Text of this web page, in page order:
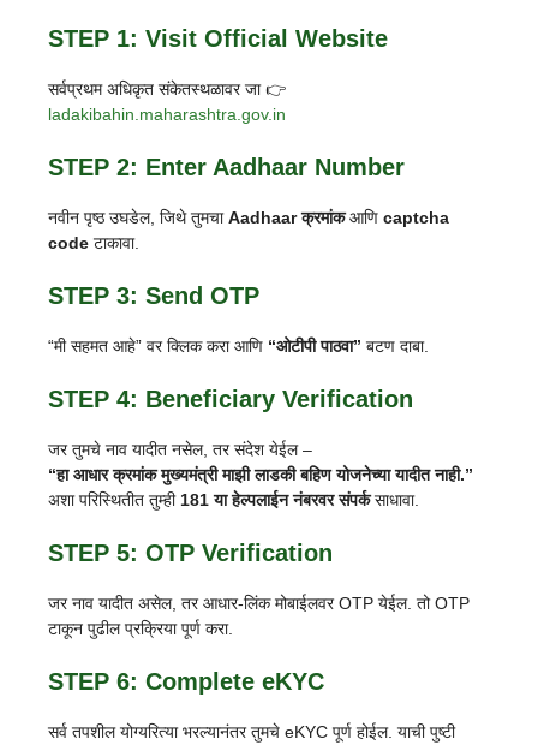
STEP 1: Visit Official Website
सर्वप्रथम अधिकृत संकेतस्थळावर जा 👉
ladakibahin.maharashtra.gov.in
STEP 2: Enter Aadhaar Number
नवीन पृष्ठ उघडेल, जिथे तुमचाAadhaar क्रमांकआणि captcha
code टाकावा.
STEP 3: Send OTP
“मी सहमत आहे” वर क्लिक करा आणि “ओटीपी पाठवा” बटण दाबा.
STEP 4: Beneficiary Verification
जर तुमचे नाव यादीत नसेल, तर संदेश येईल –
“हा आधार क्रमांक मुख्यमंत्री माझी लाडकी बहिण योजनेच्या यादीत नाही.”
अशा परिस्थितीत तुम्ही 181 या हेल्पलाईन नंबरवर संपर्कसाधावा.
STEP 5: OTP Verification
जर नाव यादीत असेल, तर आधार-लिंक मोबाईलवर OTP येईल. तो OTP
टाकून पुढील प्रक्रिया पूर्ण करा.
STEP 6: Complete eKYC
सर्व तपशील योग्यरित्या भरल्यानंतर तुमचे eKYC पूर्ण होईल. याची पुष्टी